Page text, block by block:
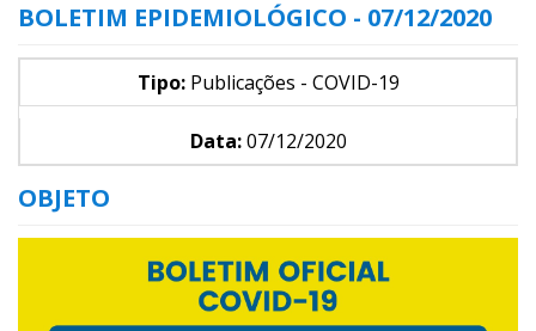
BOLETIM EPIDEMIOLÓGICO - 07/12/2020
Tipo:Publicações - COVID-19
Data:07/12/2020
OBJETO